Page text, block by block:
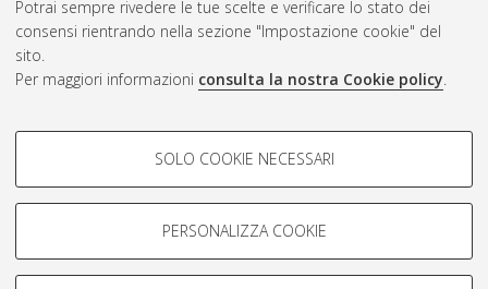
Potrai sempre rivedere le tue scelte e verificare lo stato dei
consensi rientrando nella sezione "Impostazione cookie" del
sito.
Per maggiori informazioni consulta la nostra Cookie policy.
COOKIE DI PROFILAZIONE -
Si tratta di cookie utilizzati per analizzare le caratteristiche della
navigazione degli utenti, creare profili in base al loro comportamento
Mostra cookie di profilazione
SOLO COOKIE NECESSARI
PERSONALIZZA COOKIE
ISSN: 2038-7946
Impostazioni Cookie
Informativa sulla privacy
Condizioni d’uso del sito